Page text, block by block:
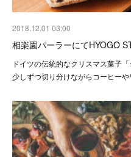
2018.12.01 03:00
相楽園パーラーにてHYOGO
ドイツの伝統的なクリスマス菓子
少しずつ切り分けながらコーヒー